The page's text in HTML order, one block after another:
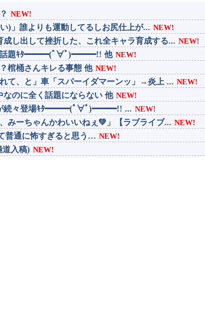
NEW!
)」誰よりも運動してるしお尻仕上が... NEW!
し出して挫折した、これ全キャラ育成する... NEW!
が話題ｷﾀ━━━(ﾟ∀ﾟ)━━━!! 他 NEW!
棺桶さんキレる事態 他 NEW!
て、と」車「スパーイダマーンッ」→炎上 ... NEW!
なのに全く話題にならない 他 NEW!
が続々登場ｷﾀ━━━(ﾟ∀ﾟ)━━━!! ... NEW!
みーちゃんかわいいねぇ💚」【ラブライブ... NEW!
普通に怖すぎると思う… NEW!
道入稿) NEW!